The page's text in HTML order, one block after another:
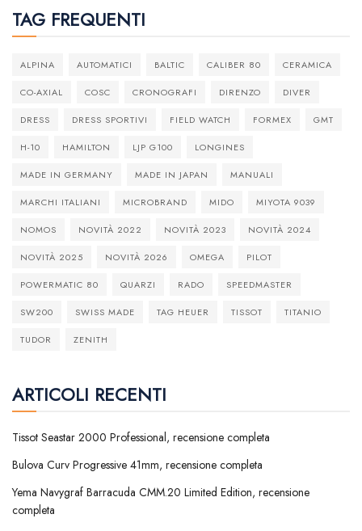
TAG FREQUENTI
ALPINA AUTOMATICI BALTIC CALIBER 80 CERAMICA
CO-AXIAL COSC CRONOGRAFI DIRENZO DIVER
DRESS DRESS SPORTIVI FIELD WATCH FORMEX GMT
H-10 HAMILTON LJP G100 LONGINES
MADE IN GERMANY MADE IN JAPAN MANUALI
MARCHI ITALIANI MICROBRAND MIDO MIYOTA 9039
NOMOS NOVITÀ 2022 NOVITÀ 2023 NOVITÀ 2024
NOVITÀ 2025 NOVITÀ 2026 OMEGA PILOT
POWERMATIC 80 QUARZI RADO SPEEDMASTER
SW200 SWISS MADE TAG HEUER TISSOT TITANIO
TUDOR ZENITH
ARTICOLI RECENTI
Tissot Seastar 2000 Professional, recensione completa
Bulova Curv Progressive 41mm, recensione completa
Yema Navygraf Barracuda CMM.20 Limited Edition, recensione
completa